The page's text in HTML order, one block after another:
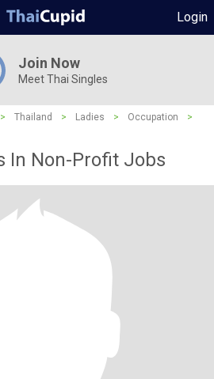
Login
Join Now
Meet Thai Singles
> Thailand > Ladies > Occupation
>
In Non-Profit Jobs